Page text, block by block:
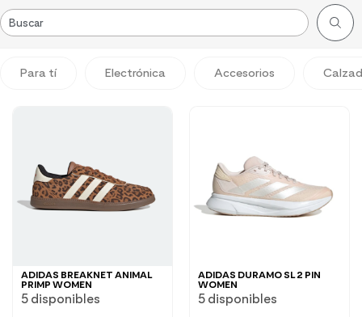
Para tí Electrónica Accesorios
ADIDAS BREAKNET ANIMAL
PRIMP WOMEN
5 disponibles
ADIDAS DURAMO SL 2 PIN
WOMEN
5 disponibles